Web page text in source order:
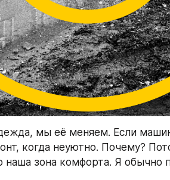
мы её меняем. Если
когда неуютно. Почему?
наша зона комфорта. Я обычно